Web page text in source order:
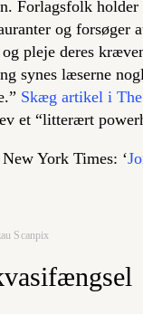
Forlagsfolk
og forsøger
pleje deres
synes læserne
Skæg artikel i
et “litterært
York Times: ‘
Scanpix